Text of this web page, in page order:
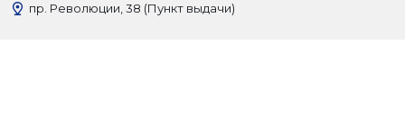
пр. Революции, 38 (Пункт выдачи)